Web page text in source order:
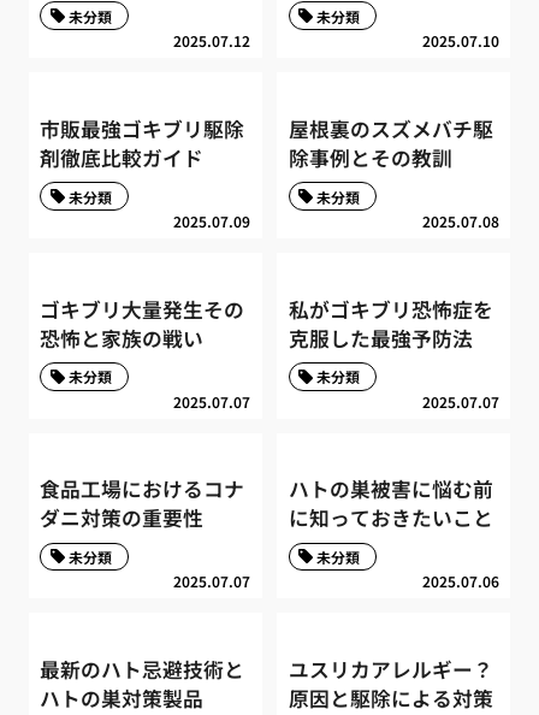
2025.07.12
未分類
2025.07.10
未分類
市販最強ゴキブリ駆除
剤徹底比較ガイド
2025.07.09
未分類
屋根裏のスズメバチ駆
除事例とその教訓
2025.07.08
未分類
ゴキブリ大量発生その
恐怖と家族の戦い
2025.07.07
未分類
私がゴキブリ恐怖症を
克服した最強予防法
2025.07.07
未分類
食品工場におけるコナ
ダニ対策の重要性
2025.07.07
未分類
ハトの巣被害に悩む前
に知っておきたいこと
2025.07.06
未分類
最新のハト忌避技術と
ハトの巣対策製品
ユスリカアレルギー？
原因と駆除による対策